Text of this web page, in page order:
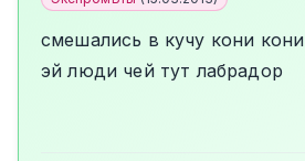
смешались в кучу кони кони
эй люди чей тут лабрадор